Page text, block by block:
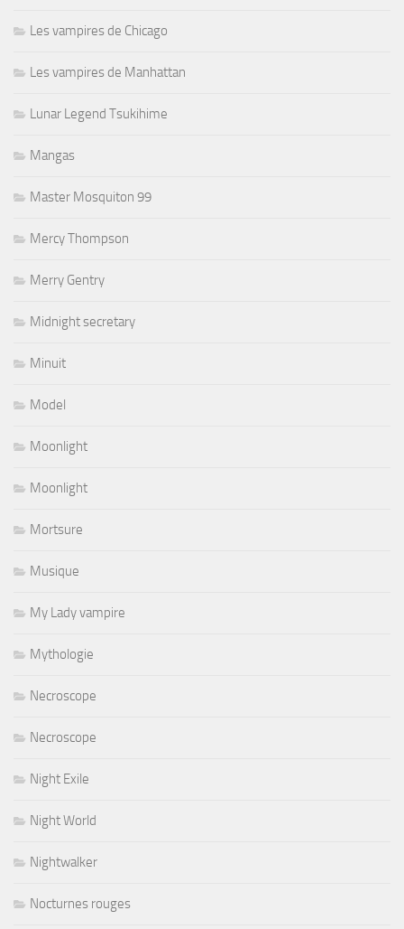
Les vampires de Chicago
Les vampires de Manhattan
Lunar Legend Tsukihime
Mangas
Master Mosquiton 99
Mercy Thompson
Merry Gentry
Midnight secretary
Minuit
Model
Moonlight
Moonlight
Mortsure
Musique
My Lady vampire
Mythologie
Necroscope
Necroscope
Night Exile
Night World
Nightwalker
Nocturnes rouges